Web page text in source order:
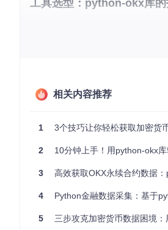
工具选型：python-okx库的
python-okx作为OKX官方推荐的
常规K线接口（对应API端点
历史K线接口 （对应API端点
这种设计类似于传统金融数据服务
需要特殊服务时才需身份认证。
完善的错误处理机制
库内置了请求重试、状态码解析等
数退避重试策略，避免手动处理复
相关内容推荐
1 3个技巧让你轻松获取加密货
2 10分钟上手！用python-okx
3 高效获取OKX永续合约数据
4 Python金融数据采集：基于
5 三步攻克加密货币数据困境：